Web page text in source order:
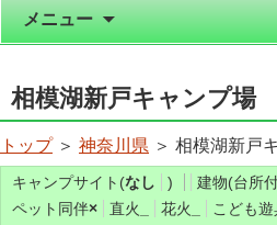
メニュー
相模湖新戸キャンプ場
トップ＞ 神奈川県 ＞ 相模湖新戸
キャンプサイト(なし ) 建物(台所
ペット同伴× 直火 花火 こども遊